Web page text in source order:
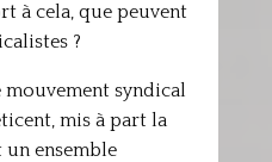
à cela, que peuvent
?
syndical
mis à part la
un ensemble